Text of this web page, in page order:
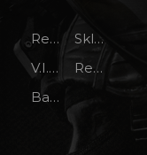
Regulamin
V.I.P na forum
Bany CS 1.6
Sklep 24/7